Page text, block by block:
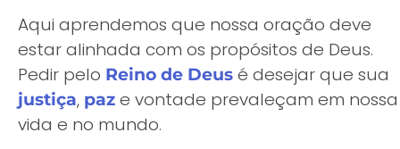
Aqui aprendemos que nossa oração deve
estar alinhada com os propósitos de Deus.
Pedir pelo Reino de Deus é desejar que sua
justiça, paz e vontade prevaleçam em nossa
vida e no mundo.